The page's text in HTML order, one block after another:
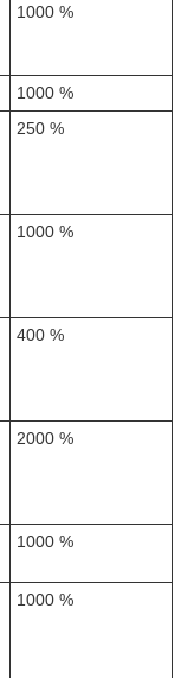
1000 %
1000 %
250 %
1000 %
400 %
2000 %
1000 %
1000 %